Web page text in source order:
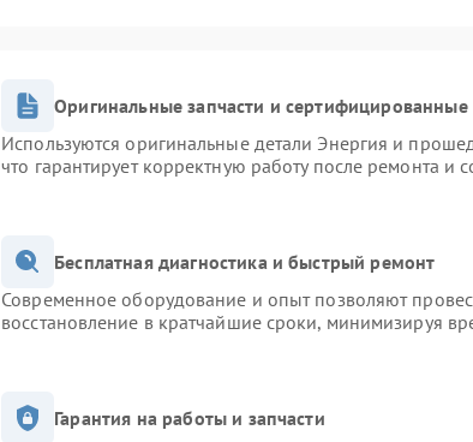
Оригинальные запчасти и сертифицированные
Используются оригинальные детали Энергия и
что гарантирует корректную работу после ремонта и
Бесплатная диагностика и быстрый ремонт
Современное оборудование и опыт позволяют
восстановление в кратчайшие сроки, минимизируя
Гарантия на работы и запчасти